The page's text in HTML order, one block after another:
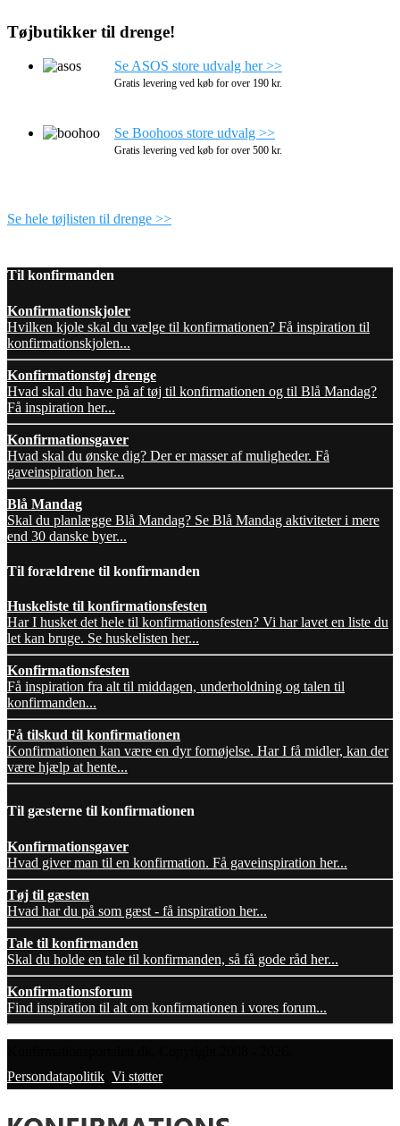
Tøjbutikker til drenge!
Se ASOS store udvalg her >>
Gratis levering ved køb for over 190 kr.
Se Boohoos store udvalg >>
Gratis levering ved køb for over 500 kr.
Se hele tøjlisten til drenge >>
Til konfirmanden
Konfirmationskjoler
Hvilken kjole skal du vælge til konfirmationen? Få inspiration til
konfirmationskjolen...
Konfirmationstøj drenge
Hvad skal du have på af tøj til konfirmationen og til Blå Mandag?
Få inspiration her...
Konfirmationsgaver
Hvad skal du ønske dig? Der er masser af muligheder. Få
gaveinspiration her...
Blå Mandag
Skal du planlægge Blå Mandag? Se Blå Mandag aktiviteter i mere
end 30 danske byer...
Til forældrene til konfirmanden
Huskeliste til konfirmationsfesten
Har I husket det hele til konfirmationsfesten? Vi har lavet en liste du
let kan bruge. Se huskelisten her...
Konfirmationsfesten
Få inspiration fra alt til middagen, underholdning og talen til
konfirmanden...
Få tilskud til konfirmationen
Konfirmationen kan være en dyr fornøjelse. Har I få midler, kan der
være hjælp at hente...
Til gæsterne til konfirmationen
Konfirmationsgaver
Hvad giver man til en konfirmation. Få gaveinspiration her...
Tøj til gæsten
Hvad har du på som gæst - få inspiration her...
Tale til konfirmanden
Skal du holde en tale til konfirmanden, så få gode råd her...
Konfirmationsforum
Find inspiration til alt om konfirmationen i vores forum...
Persondatapolitik Vi støtter